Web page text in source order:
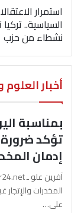
استمرار
نشطاء من حزب
أخبار
بمناسبة
تؤكد
إدمان
المخدرات
على…